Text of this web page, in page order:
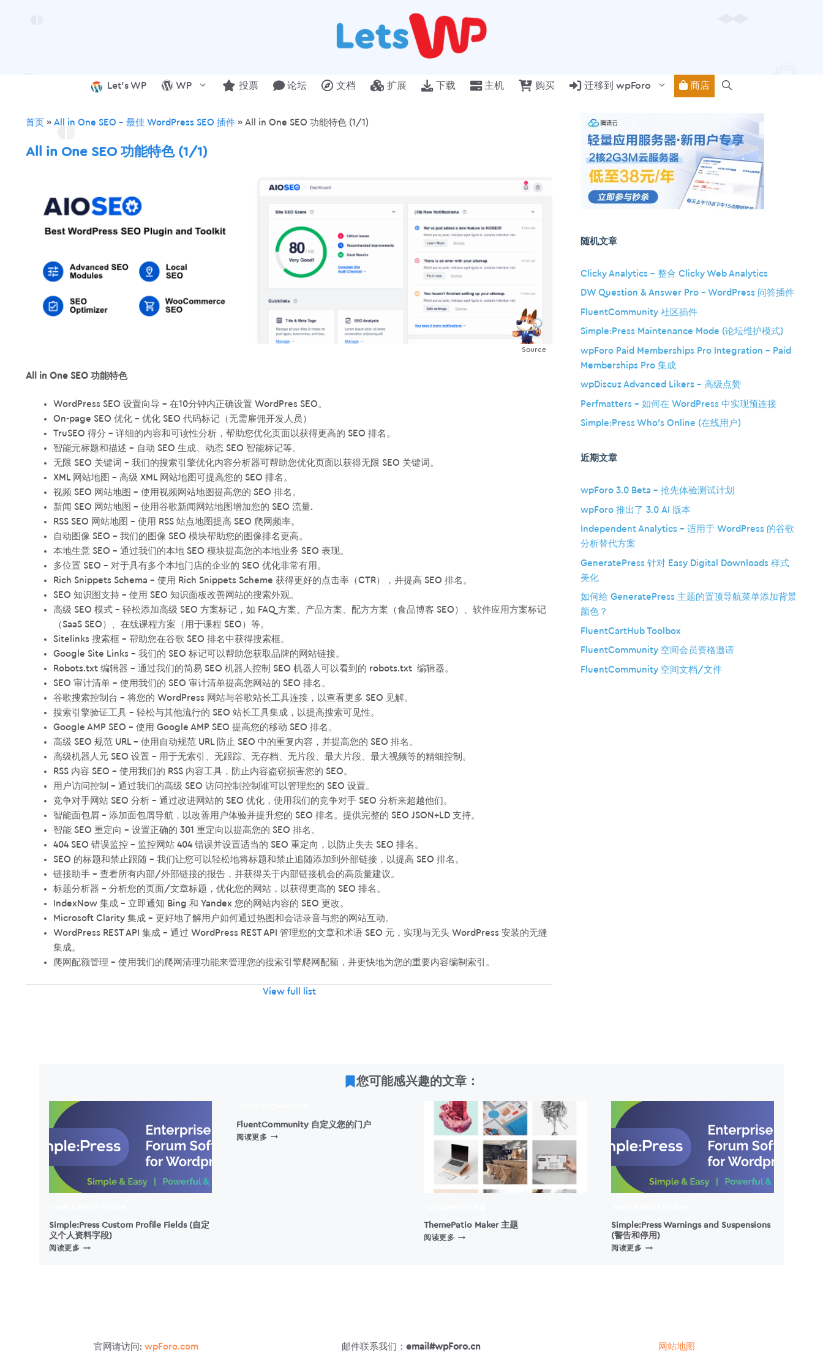
Let’s WP WP 投票 论坛 文档 扩展 下载 主机 购买 迁移到 wpForo 商店
首页 » All in One SEO – 最佳 WordPress SEO 插件 » All in One SEO 功能特色 (1/1)
All in One SEO 功能特色 (1/1)
Source
All in One SEO 功能特色
WordPress SEO 设置向导 – 在10分钟内正确设置 WordPres SEO。
On-page SEO 优化 – 优化 SEO 代码标记（无需雇佣开发人员）
TruSEO 得分 – 详细的内容和可读性分析，帮助您优化页面以获得更高的 SEO 排名。
智能元标题和描述 – 自动 SEO 生成、动态 SEO 智能标记等。
无限 SEO 关键词 – 我们的搜索引擎优化内容分析器可帮助您优化页面以获得无限 SEO 关键词。
XML 网站地图 – 高级 XML 网站地图可提高您的 SEO 排名。
视频 SEO 网站地图 – 使用视频网站地图提高您的 SEO 排名。
新闻 SEO 网站地图 – 使用谷歌新闻网站地图增加您的 SEO 流量.
RSS SEO 网站地图 – 使用 RSS 站点地图提高 SEO 爬网频率。
自动图像 SEO – 我们的图像 SEO 模块帮助您的图像排名更高。
本地生意 SEO – 通过我们的本地 SEO 模块提高您的本地业务 SEO 表现。
多位置 SEO – 对于具有多个本地门店的企业的 SEO 优化非常有用。
Rich Snippets Schema – 使用 Rich Snippets Scheme 获得更好的点击率（CTR），并提高 SEO 排名。
SEO 知识图支持 – 使用 SEO 知识面板改善网站的搜索外观。
高级 SEO 模式 – 轻松添加高级 SEO 方案标记，如 FAQ 方案、产品方案、配方方案（食品博客 SEO）、软件应用方案标记
（SaaS SEO）、在线课程方案（用于课程 SEO）等。
Sitelinks 搜索框 – 帮助您在谷歌 SEO 排名中获得搜索框。
Google Site Links – 我们的 SEO 标记可以帮助您获取品牌的网站链接。
Robots.txt 编辑器 – 通过我们的简易 SEO 机器人控制 SEO 机器人可以看到的 robots.txt 编辑器。
SEO 审计清单 – 使用我们的 SEO 审计清单提高您网站的 SEO 排名。
谷歌搜索控制台 – 将您的 WordPress 网站与谷歌站长工具连接，以查看更多 SEO 见解。
搜索引擎验证工具 – 轻松与其他流行的 SEO 站长工具集成，以提高搜索可见性。
Google AMP SEO – 使用 Google AMP SEO 提高您的移动 SEO 排名。
高级 SEO 规范 URL – 使用自动规范 URL 防止 SEO 中的重复内容，并提高您的 SEO 排名。
高级机器人元 SEO 设置 – 用于无索引、无跟踪、无存档、无片段、最大片段、最大视频等的精细控制。
RSS 内容 SEO – 使用我们的 RSS 内容工具，防止内容盗窃损害您的 SEO。
用户访问控制 – 通过我们的高级 SEO 访问控制控制谁可以管理您的 SEO 设置。
竞争对手网站 SEO 分析 – 通过改进网站的 SEO 优化，使用我们的竞争对手 SEO 分析来超越他们。
智能面包屑 – 添加面包屑导航，以改善用户体验并提升您的 SEO 排名。提供完整的 SEO JSON+LD 支持。
智能 SEO 重定向 – 设置正确的 301 重定向以提高您的 SEO 排名。
404 SEO 错误监控 – 监控网站 404 错误并设置适当的 SEO 重定向，以防止失去 SEO 排名。
SEO 的标题和禁止跟随 – 我们让您可以轻松地将标题和禁止追随添加到外部链接，以提高 SEO 排名。
链接助手 – 查看所有内部/外部链接的报告，并获得关于内部链接机会的高质量建议。
标题分析器 – 分析您的页面/文章标题，优化您的网站，以获得更高的 SEO 排名。
IndexNow 集成 – 立即通知 Bing 和 Yandex 您的网站内容的 SEO 更改。
Microsoft Clarity 集成 – 更好地了解用户如何通过热图和会话录音与您的网站互动。
WordPress REST API 集成 – 通过 WordPress REST API 管理您的文章和术语 SEO 元，实现与无头 WordPress 安装的无缝
集成。
爬网配额管理 – 使用我们的爬网清理功能来管理您的搜索引擎爬网配额，并更快地为您的重要内容编制索引。
View full list
随机文章
Clicky Analytics – 整合 Clicky Web Analytics
DW Question & Answer Pro – WordPress 问答插件
FluentCommunity 社区插件
Simple:Press Maintenance Mode (论坛维护模式)
wpForo Paid Memberships Pro Integration – Paid
Memberships Pro 集成
wpDiscuz Advanced Likers – 高级点赞
Perfmatters – 如何在 WordPress 中实现预连接
Simple:Press Who’s Online (在线用户)
近期文章
wpForo 3.0 Beta – 抢先体验测试计划
wpForo 推出了 3.0 AI 版本
Independent Analytics – 适用于 WordPress 的谷歌
分析替代方案
GeneratePress 针对 Easy Digital Downloads 样式
美化
如何给 GeneratePress 主题的置顶导航菜单添加背景
颜色？
FluentCartHub Toolbox
FluentCommunity 空间会员资格邀请
FluentCommunity 空间文档/文件
您可能感兴趣的文章：
Simple:Press Custom Profile Fields (自定
义个人资料字段)
阅读更多 SIMPLE:PRESS
FluentCommunity 自定义您的门户
阅读更多 FLUENTCOMMUNITY
ThemePatio Maker 主题
阅读更多 THEMEPATIO
Simple:Press Warnings and Suspensions
(警告和停用)
阅读更多 SIMPLE:PRESS
官网请访问:wpForo.com 邮件联系我们：email#wpForo.cn 网站地图